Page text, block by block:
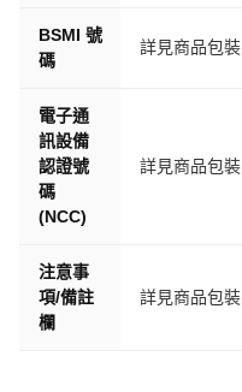
BSMI 號
碼
詳見商品包裝
電子通
訊設備
認證號
碼
(NCC)
詳見商品包裝
注意事
項/備註
欄
詳見商品包裝